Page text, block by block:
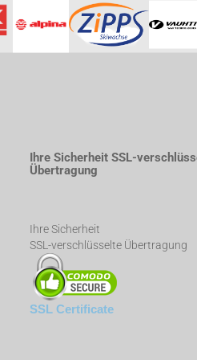
Ihre Sicherheit SSL-
Übertragung
Ihre Sicherheit
SSL-verschlüsselte Übertragung
SSL Certificate